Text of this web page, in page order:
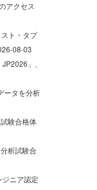
アクセス
ト・タプ
08-03
」、
ータを分析
験合格体
析試験合
ニア認定